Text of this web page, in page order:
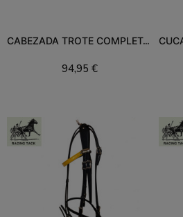
CABEZADA TROTE COMPLETA RACING TACK
94,95 €
Añadir al carrito